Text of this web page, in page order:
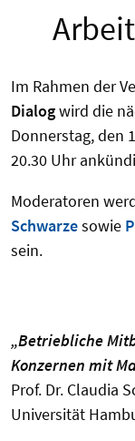
Im Rahmen der
Dialogwird die
Donnerstag, den
20.30 Uhr
Moderatoren
Schwarzesowie
sein.
„Betriebliche
Konzernen mit
Prof. Dr. Claudia
Universität